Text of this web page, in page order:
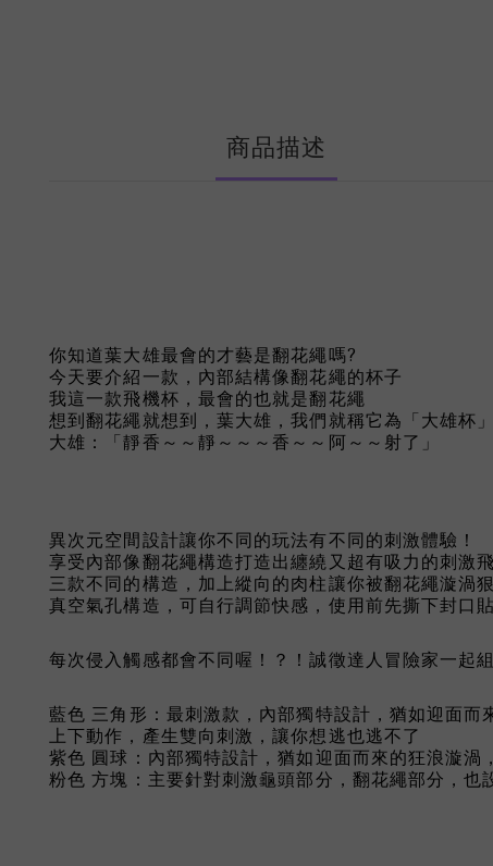
商品描述
你知道葉大雄最會的才藝是翻花繩嗎?
今天要介紹一款，內部結構像翻花繩的杯子
我這一款飛機杯，最會的也就是翻花繩
想到翻花繩就想到，葉大雄，我們就稱它為「大雄杯
大雄：「靜香～～靜～～～香～～阿～～射了」
異次元空間設計讓你不同的玩法有不同的刺激體驗！
享受內部像翻花繩構造打造出纏繞又超有吸力的刺激
三款不同的構造，加上縱向的肉柱讓你被翻花繩漩渦
真空氣孔構造，可自行調節快感，使用前先撕下封口
每次侵入觸感都會不同喔！？！誠徵達人冒險家一起
藍色 三角形：最刺激款，內部獨特設計，猶如迎面
上下動作，產生雙向刺激，讓你想逃也逃不了
紫色 圓球：內部獨特設計，猶如迎面而來的狂浪漩
粉色 方塊：主要針對刺激龜頭部分，翻花繩部分，